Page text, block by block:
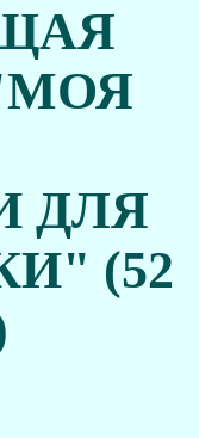
ДЛЯ
(52